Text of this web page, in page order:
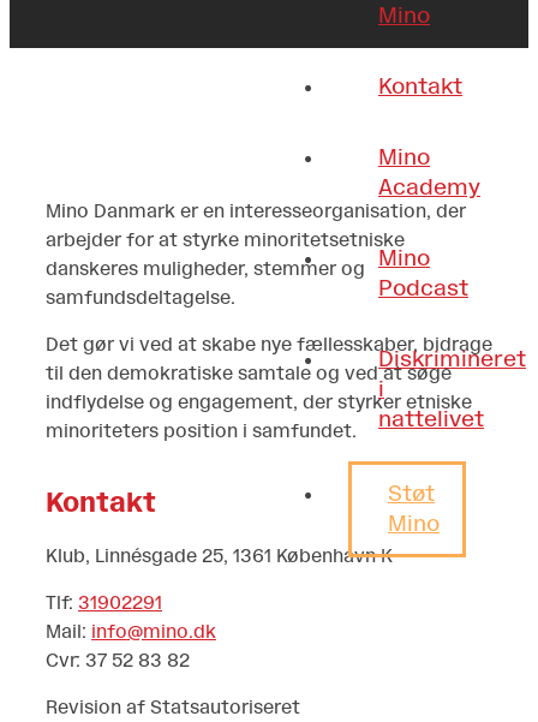
Mino
Kontakt
Mino
Academy
Mino
Podcast
Diskrimineret
i
nattelivet
Støt
Mino
Mino Danmark er en interesseorganisation, der
arbejder for at styrke minoritetsetniske
danskeres muligheder, stemmer og
samfundsdeltagelse.
Det gør vi ved at skabe nye fællesskaber, bidrage
til den demokratiske samtale og ved at søge
indflydelse og engagement, der styrker etniske
minoriteters position i samfundet.
Kontakt
Klub, Linnésgade 25, 1361 København K
Tlf: 31902291
Mail: info@mino.dk
Cvr: 37 52 83 82
Revision af Statsautoriseret